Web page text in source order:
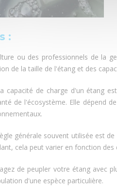
:
ou des professionnels de la
de la taille de l'étang et des
capacité de charge d'un étang
de l'écosystème. Elle dépend
générale souvent utilisée est
cela peut varier en fonction
de peupler votre étang avec
d'une espèce particulière.